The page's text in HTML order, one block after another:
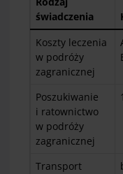
świadczenia
Koszty leczenia
w podróży
zagranicznej
Poszukiwanie
i ratownictwo
w podróży
zagranicznej
Transport